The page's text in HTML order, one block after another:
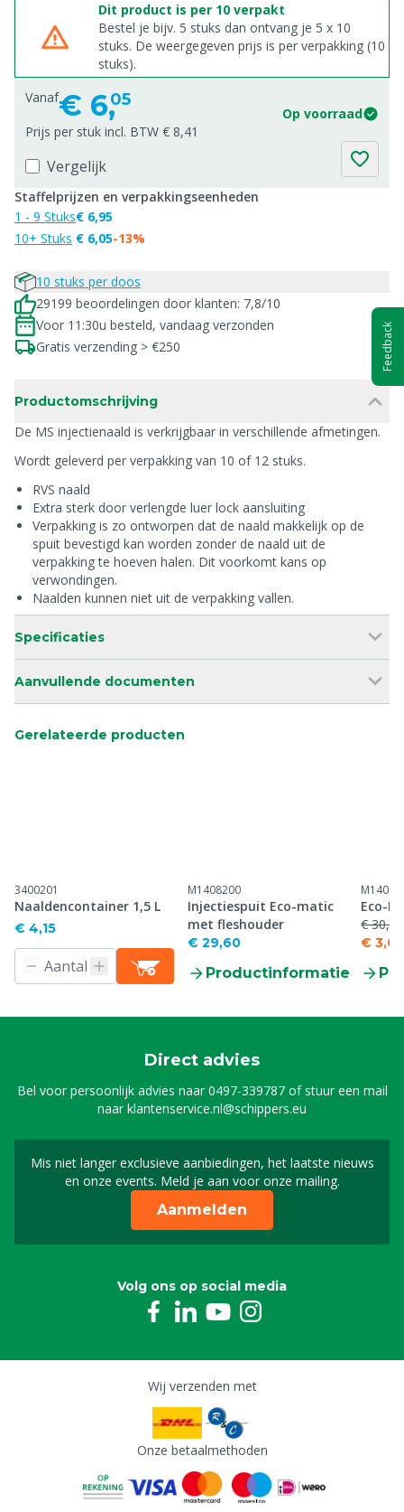
Dit product is per 10 verpakt
Bestel je bijv. 5 stuks dan ontvang je 5 x 10
stuks. De weergegeven prijs is per verpakking (10
stuks).
Vanaf€ 6,05
Op voorraad
Prijs per stuk incl. BTW € 8,41
Vergelijk
Staffelprijzen en verpakkingseenheden
1 - 9 Stuks
10+ Stuks
€ 6,95
€ 6,05-13%
10 stuks per doos
29199 beoordelingen door klanten: 7,8/10
Voor 11:30u besteld, vandaag verzonden
Gratis verzending > €250
Productomschrijving
De MS injectienaald is verkrijgbaar in verschillende afmetingen.
Wordt geleverd per verpakking van 10 of 12 stuks.
RVS naald
Extra sterk door verlengde luer lock aansluiting
Verpakking is zo ontworpen dat de naald makkelijk op de
spuit bevestigd kan worden zonder de naald uit de
verpakking te hoeven halen. Dit voorkomt kans op
verwondingen.
Naalden kunnen niet uit de verpakking vallen.
Specificaties
Aanvullende documenten
Gerelateerde producten
3400201
Naaldencontainer 1,5 L
€ 4,15
M1408200
Injectiespuit Eco-matic
met fleshouder
€ 29,60
Productinformatie
Eco-
€ 30,30
€ 3,03
Direct advies
Bel voor persoonlijk advies naar0497-339787of stuur een mail
naarklantenservice.nl@schippers.eu
Mis niet langer exclusieve aanbiedingen, het laatste nieuws
en onze events. Meld je aan voor onze mailing.
Schrijf je in voor onze
Aanmelden
Volg ons op social media
Wij verzenden met
Onze betaalmethoden
Feedback